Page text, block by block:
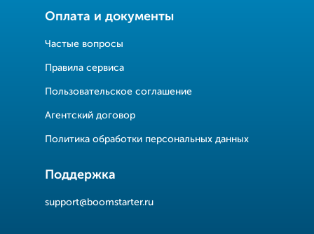
Оплата и документы
Частые вопросы
Правила сервиса
Пользовательское соглашение
Агентский договор
Политика обработки персональных данных
Поддержка
support@boomstarter.ru